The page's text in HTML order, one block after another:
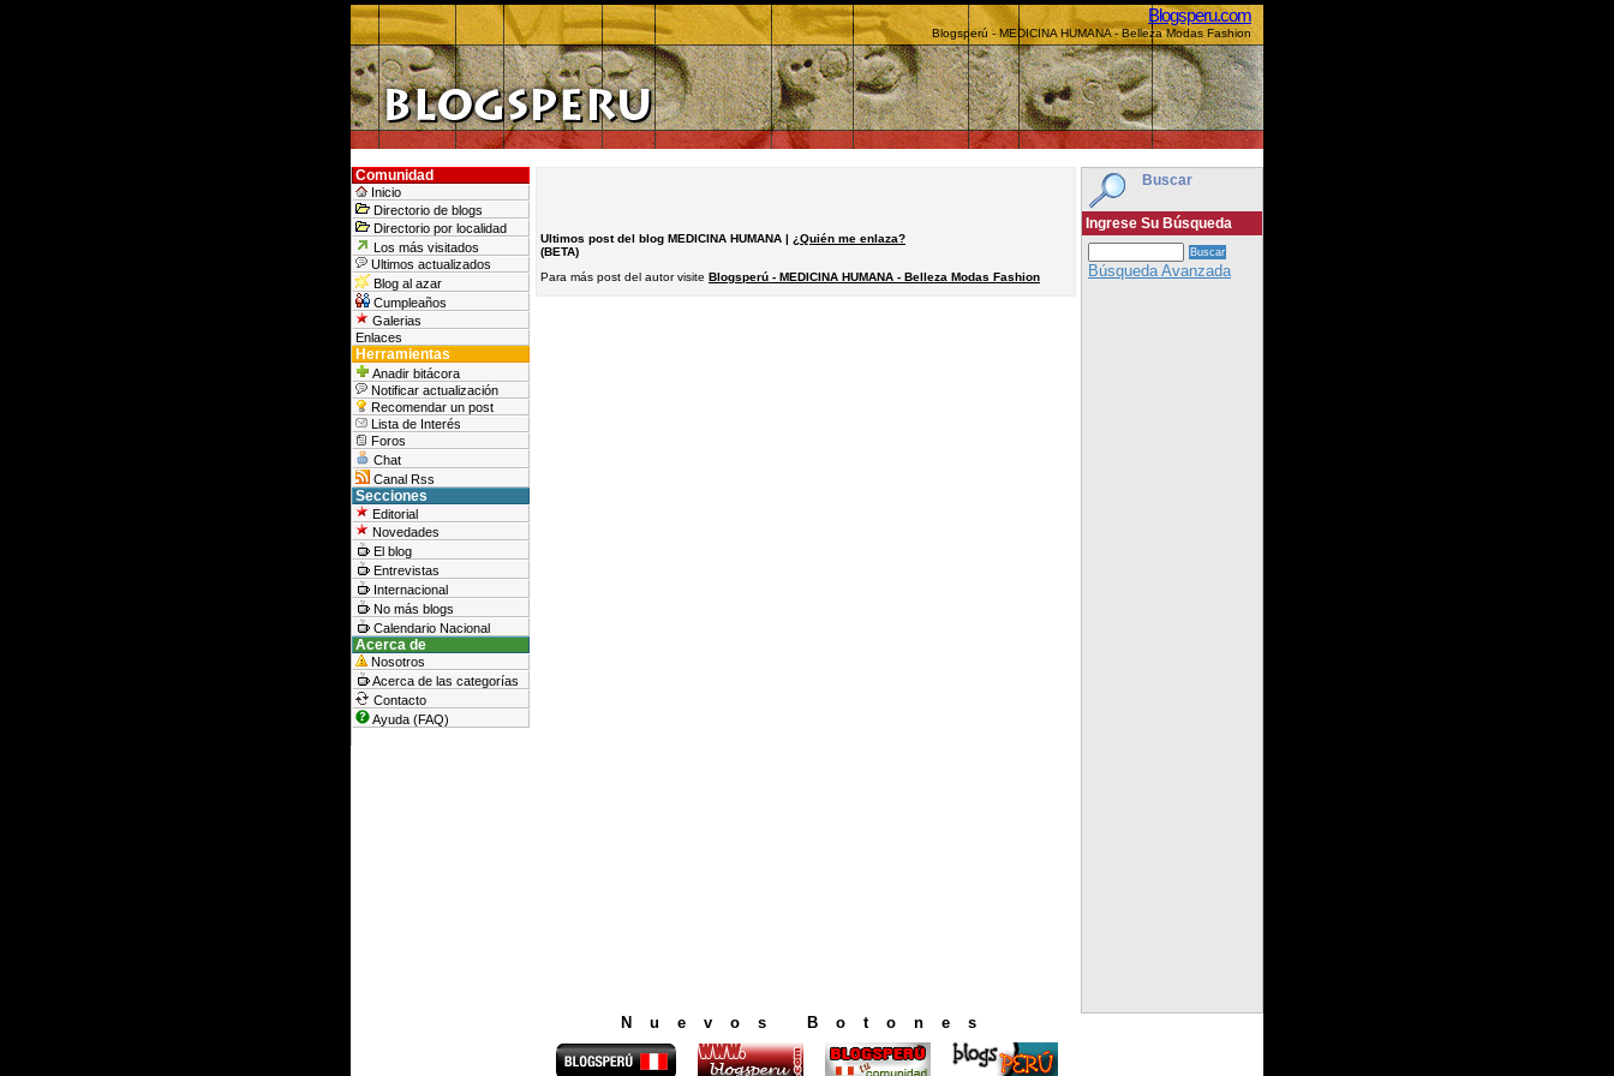
Blogsperu.com
Blogsperú - MEDICINA HUMANA - Belleza Modas Fashion
Buscar
Ingrese Su Búsqueda
Búsqueda Avanzada
Comunidad
Inicio
Directorio de blogs
Directorio por localidad
Los más visitados
Ultimos actualizados
Blog al azar
Cumpleaños
Galerias
Enlaces
Herramientas
Anadir bitácora
Notificar actualización
Recomendar un post
Lista de Interés
Foros
Chat
Canal Rss
Secciones
Editorial
Novedades
El blog
Entrevistas
Internacional
No más blogs
Calendario Nacional
Acerca de
Nosotros
Acerca de las categorías
Contacto
Ayuda (FAQ)
Ultimos post del blog MEDICINA HUMANA | ¿Quién me enlaza?
(BETA)
Para más post del autor visite Blogsperú - MEDICINA HUMANA - Belleza Modas Fashion
Nuevos Botones